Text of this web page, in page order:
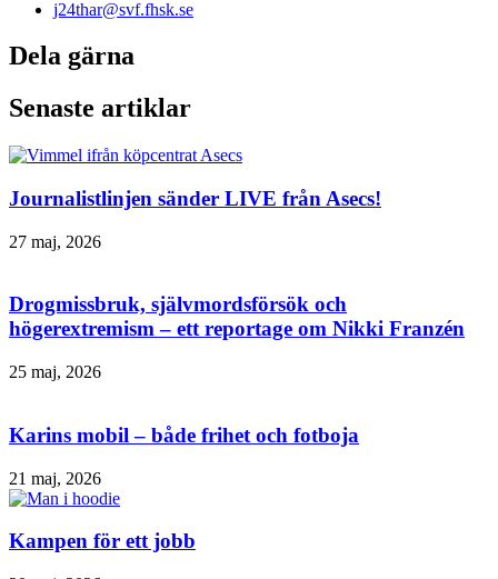
j24thar@svf.fhsk.se
Dela gärna
Senaste artiklar
Journalistlinjen sänder LIVE från Asecs!
27 maj, 2026
Drogmissbruk, självmordsförsök och
högerextremism – ett reportage om Nikki Franzén
25 maj, 2026
Karins mobil – både frihet och fotboja
21 maj, 2026
Kampen för ett jobb